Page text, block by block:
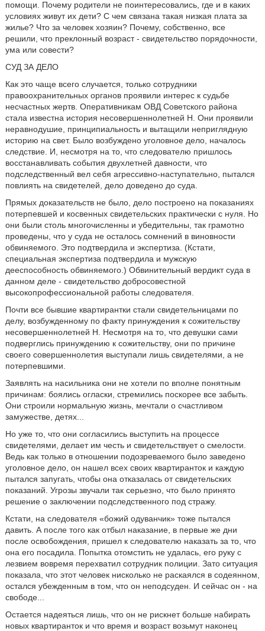
помощи. Почему родители не поинтересовались, где и в каких
условиях живут их дети? С чем связана такая низкая плата за
жилье? Что за человек хозяин? Почему, собственно, все
решили, что преклонный возраст - свидетельство порядочности,
ума или совести?
СУД ЗА ДЕЛО
Как это чаще всего случается, только сотрудники
правоохранительных органов проявили интерес к судьбе
несчастных жертв. Оперативникам ОВД Советского района
стала известна история несовершеннолетней Н. Они проявили
неравнодушие, принципиальность и вытащили неприглядную
историю на свет. Было возбуждено уголовное дело, началось
следствие. И, несмотря на то, что следователю пришлось
восстанавливать события двухлетней давности, что
подследственный вел себя агрессивно-наступательно, пытался
повлиять на свидетелей, дело доведено до суда.
Прямых доказательств не было, дело построено на показаниях
потерпевшей и косвенных свидетельских практически с нуля. Но
они были столь многочисленны и убедительны, так грамотно
проведены, что у суда не осталось сомнений в виновности
обвиняемого. Это подтвердила и экспертиза. (Кстати,
специальная экспертиза подтвердила и мужскую
дееспособность обвиняемого.) Обвинительный вердикт суда в
данном деле - свидетельство добросовестной
высокопрофессиональной работы следователя.
Почти все бывшие квартирантки стали свидетельницами по
делу, возбужденному по факту принуждения к сожительству
несовершеннолетней Н. Несмотря на то, что девушки сами
подверглись принуждению к сожительству, они по причине
своего совершеннолетия выступали лишь свидетелями, а не
потерпевшими.
Заявлять на насильника они не хотели по вполне понятным
причинам: боялись огласки, стремились поскорее все забыть.
Они строили нормальную жизнь, мечтали о счастливом
замужестве, детях...
Но уже то, что они согласились выступить на процессе
свидетелями, делает им честь и свидетельствует о смелости.
Ведь как только в отношении подозреваемого было заведено
уголовное дело, он нашел всех своих квартиранток и каждую
пытался запугать, чтобы она отказалась от свидетельских
показаний. Угрозы звучали так серьезно, что было принято
решение о заключении подследственного под стражу.
Кстати, на следователя «божий одуванчик» тоже пытался
давить. А после того как отбыл наказание, в первые же дни
после освобождения, пришел к следователю наказать за то, что
она его посадила. Попытка отомстить не удалась, его руку с
лезвием вовремя перехватил сотрудник полиции. Зато ситуация
показала, что этот человек нисколько не раскаялся в содеянном,
остался убежденным в том, что он неподсуден. И сейчас он - на
свободе...
Остается надеяться лишь, что он не рискнет больше набирать
новых квартиранток и что время и возраст возьмут наконец